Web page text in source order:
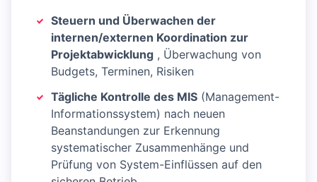
Steuern und Überwachen der
internen/externen Koordination zur
Projektabwicklung , Überwachung von
Budgets, Terminen, Risiken
Tägliche Kontrolle des MIS (Management-
Informationssystem) nach neuen
Beanstandungen zur Erkennung
systematischer Zusammenhänge und
Prüfung von System-Einflüssen auf den